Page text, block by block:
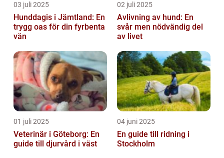
03 juli 2025
Hunddagis i Jämtland: En
trygg oas för din fyrbenta
vän
02 juli 2025
Avlivning av hund: En
svår men nödvändig del
av livet
01 juli 2025
Veterinär i Göteborg: En
guide till djurvård i väst
04 juni 2025
En guide till ridning i
Stockholm